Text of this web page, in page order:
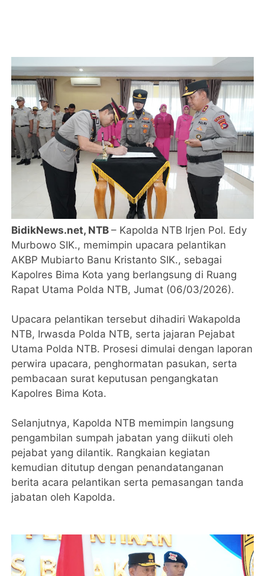
BidikNews.net, NTB– Kapolda NTB Irjen Pol. Edy
Murbowo SIK., memimpin upacara pelantikan
AKBP Mubiarto Banu Kristanto SIK., sebagai
Kapolres Bima Kota yang berlangsung di Ruang
Rapat Utama Polda NTB, Jumat (06/03/2026).
‎Upacara pelantikan tersebut dihadiri Wakapolda
NTB, Irwasda Polda NTB, serta jajaran Pejabat
Utama Polda NTB. Prosesi dimulai dengan laporan
perwira upacara, penghormatan pasukan, serta
pembacaan surat keputusan pengangkatan
Kapolres Bima Kota.
‎Selanjutnya, Kapolda NTB memimpin langsung
pengambilan sumpah jabatan yang diikuti oleh
pejabat yang dilantik. Rangkaian kegiatan
kemudian ditutup dengan penandatanganan
berita acara pelantikan serta pemasangan tanda
jabatan oleh Kapolda.